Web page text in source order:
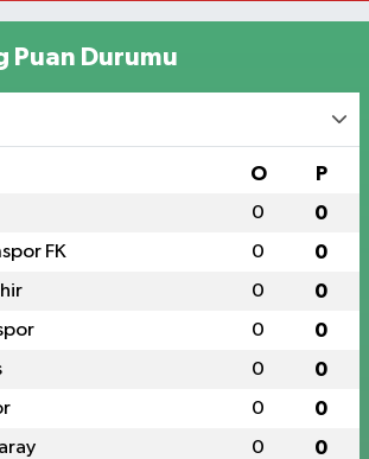
Puan Durumu
O P
0 0
FK 0 0
0 0
0 0
0 0
0 0
0 0